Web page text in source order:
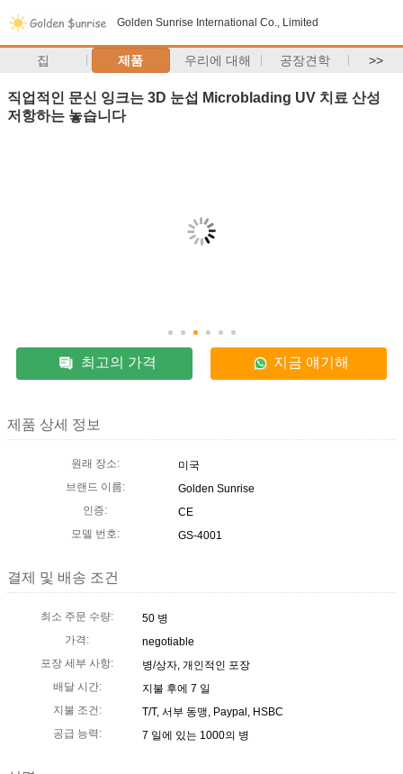
Golden Sunrise International Co., Limited
집 제품 우리에 대해 공장견학 >>
직업적인 문신 잉크는 3D 눈섭 Microblading UV 치료 산성
저항하는 놓습니다
최고의 가격 지금 얘기해
제품 상세 정보
원래 장소:
미국
브랜드 이름:
Golden Sunrise
인증:
CE
모델 번호:
GS-4001
결제 및 배송 조건
최소 주문 수량:
50 병
가격:
negotiable
포장 세부 사항:
병/상자, 개인적인 포장
배달 시간:
지불 후에 7 일
지불 조건:
T/T, 서부 동맹, Paypal, HSBC
공급 능력:
7 일에 있는 1000의 병